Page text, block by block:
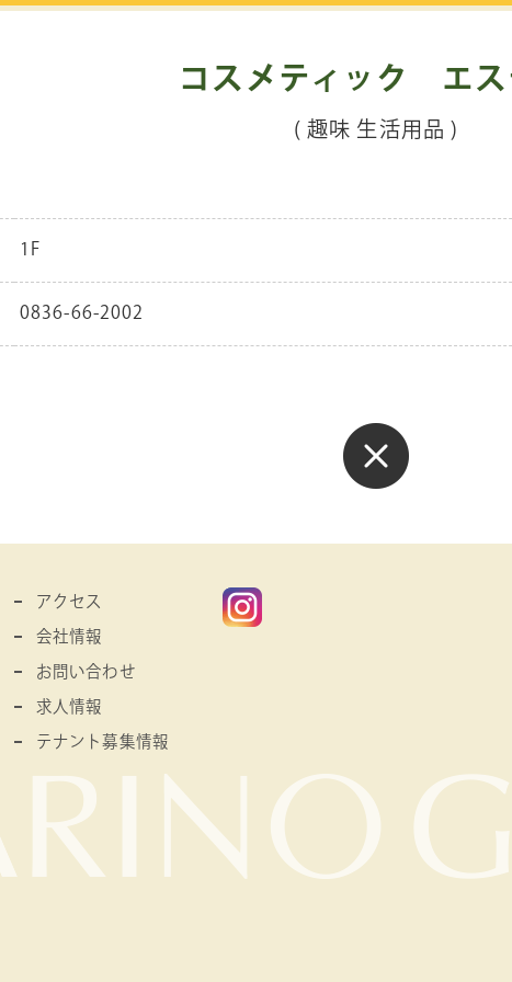
コスメティック エ
( 趣味 生活用品 )
1F
0836-66-2002
アクセス
会社情報
お問い合わせ
求人情報
テナント募集情報